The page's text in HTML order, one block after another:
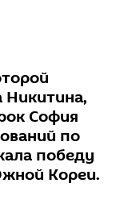
Никитина,
София
по
победу
Кореи.